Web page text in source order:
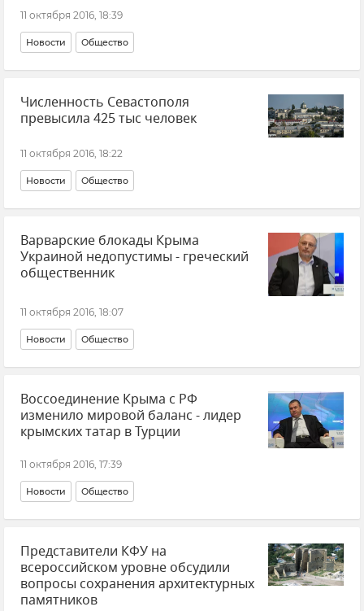
11 октября 2016, 18:39
Новости Общество
Численность Севастополя
превысила 425 тыс человек
11 октября 2016, 18:22
Новости Общество
Варварские блокады Крыма
Украиной недопустимы - греческий
общественник
11 октября 2016, 18:07
Новости Общество
Воссоединение Крыма с РФ
изменило мировой баланс - лидер
крымских татар в Турции
11 октября 2016, 17:39
Новости Общество
Представители КФУ на
всероссийском уровне обсудили
вопросы сохранения архитектурных
памятников